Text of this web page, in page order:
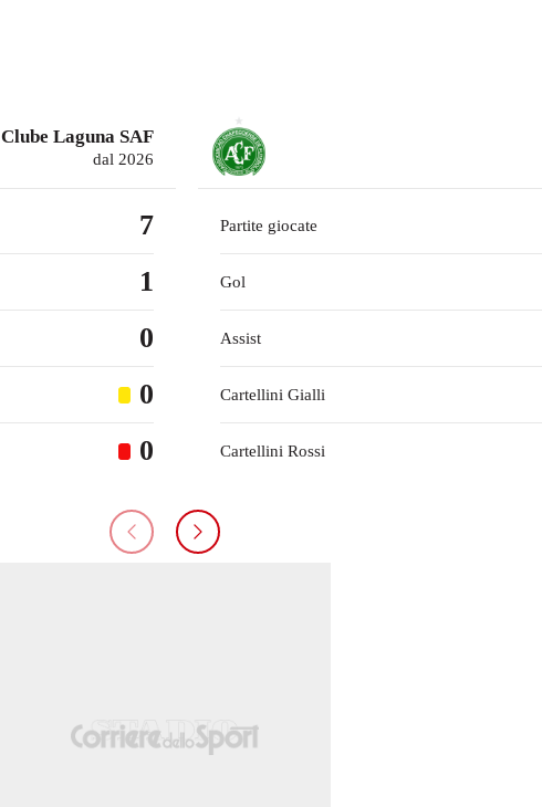
Clube Laguna SAF
dal 2026
7
1
0
0
0
Partite giocate
Gol
Assist
Cartellini Gialli
Cartellini Rossi